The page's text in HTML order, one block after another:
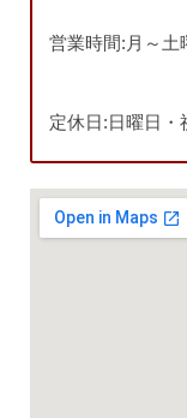
営業時間:月～
定休日:日曜日・